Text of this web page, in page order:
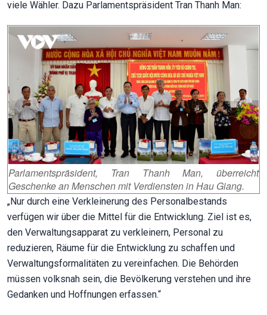
viele Wähler. Dazu Parlamentspräsident Tran Thanh Man:
Parlamentspräsident, Tran Thanh Man, überreicht
Geschenke an Menschen mit Verdiensten in Hau Giang.
„Nur durch eine Verkleinerung des Personalbestands
verfügen wir über die Mittel für die Entwicklung. Ziel ist es,
den Verwaltungsapparat zu verkleinern, Personal zu
reduzieren, Räume für die Entwicklung zu schaffen und
Verwaltungsformalitäten zu vereinfachen. Die Behörden
müssen volksnah sein, die Bevölkerung verstehen und ihre
Gedanken und Hoffnungen erfassen.“